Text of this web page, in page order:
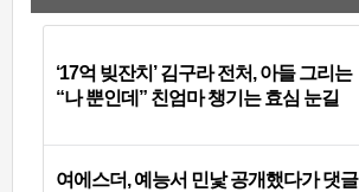
‘17억 빚잔치’ 김구라 전처, 아들 그리는
“나 뿐인데” 친엄마 챙기는 효심 눈길
여에스더, 예능서 민낯 공개했다가 댓글